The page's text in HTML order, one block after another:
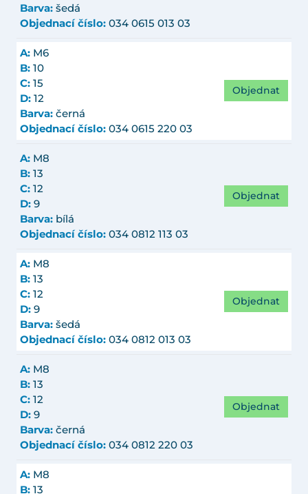
Barva: šedá
Objednací číslo: 034 0615 013 03
A: M6
B: 10
C: 15
D: 12
Barva: černá
Objednací číslo: 034 0615 220 03
Objednat
A: M8
B: 13
C: 12
D: 9
Barva: bílá
Objednací číslo: 034 0812 113 03
Objednat
A: M8
B: 13
C: 12
D: 9
Barva: šedá
Objednací číslo: 034 0812 013 03
Objednat
A: M8
B: 13
C: 12
D: 9
Barva: černá
Objednací číslo: 034 0812 220 03
Objednat
A: M8
B: 13